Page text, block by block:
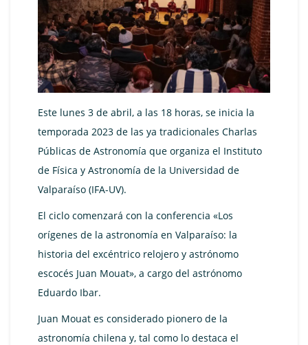
Este lunes 3 de abril, a las 18 horas, se inicia la
temporada 2023 de las ya tradicionales Charlas
Públicas de Astronomía que organiza el Instituto
de Física y Astronomía de la Universidad de
Valparaíso (IFA-UV).
El ciclo comenzará con la conferencia «Los
orígenes de la astronomía en Valparaíso: la
historia del excéntrico relojero y astrónomo
escocés Juan Mouat», a cargo del astrónomo
Eduardo Ibar.
Juan Mouat es considerado pionero de la
astronomía chilena y, tal como lo destaca el